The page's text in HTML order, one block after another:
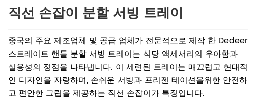
직선 손잡이 분할 서빙 트레이
중국의 주요 제조업체 및 공급 업체가 전문적으로 제작 한 Dedeer
스트레이트 핸들 분할 서빙 트레이는 식당 액세서리의 우아함과
실용성의 정점을 나타냅니다. 이 세련된 트레이는 매끄럽고 현대적
인 디자인을 자랑하며, 손쉬운 서빙과 프리젠 테이션을위한 안전하
고 편안한 그립을 제공하는 직선 손잡이가 특징입니다.